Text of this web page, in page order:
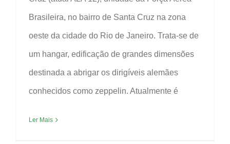
Brasileira, no bairro de Santa Cruz na zona
oeste da cidade do Rio de Janeiro. Trata-se de
um hangar, edificação de grandes dimensões
destinada a abrigar os dirigíveis alemães
conhecidos como zeppelin. Atualmente é
Ler Mais